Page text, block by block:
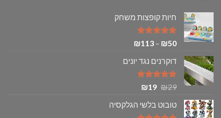
חיות קופצות משחק
דורג
5.00
₪50
–
₪113
דוקרנים נגד יונים
דורג 5.00 ₪29
המחיר
היה:
₪19
המחיר
הוא:
טובוט בלשי הגלקסיה